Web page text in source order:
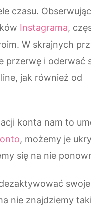
czasu.
Instagrama,
W skrajnych
przerwę i oderwać
jak również od
konta nam to
, możemy je
się na nie
nie znajdziemy